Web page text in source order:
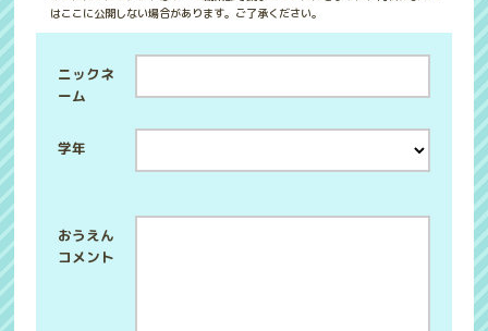
はここに公開しない場合があります。ご了承ください。
学年
ニックネ
ーム